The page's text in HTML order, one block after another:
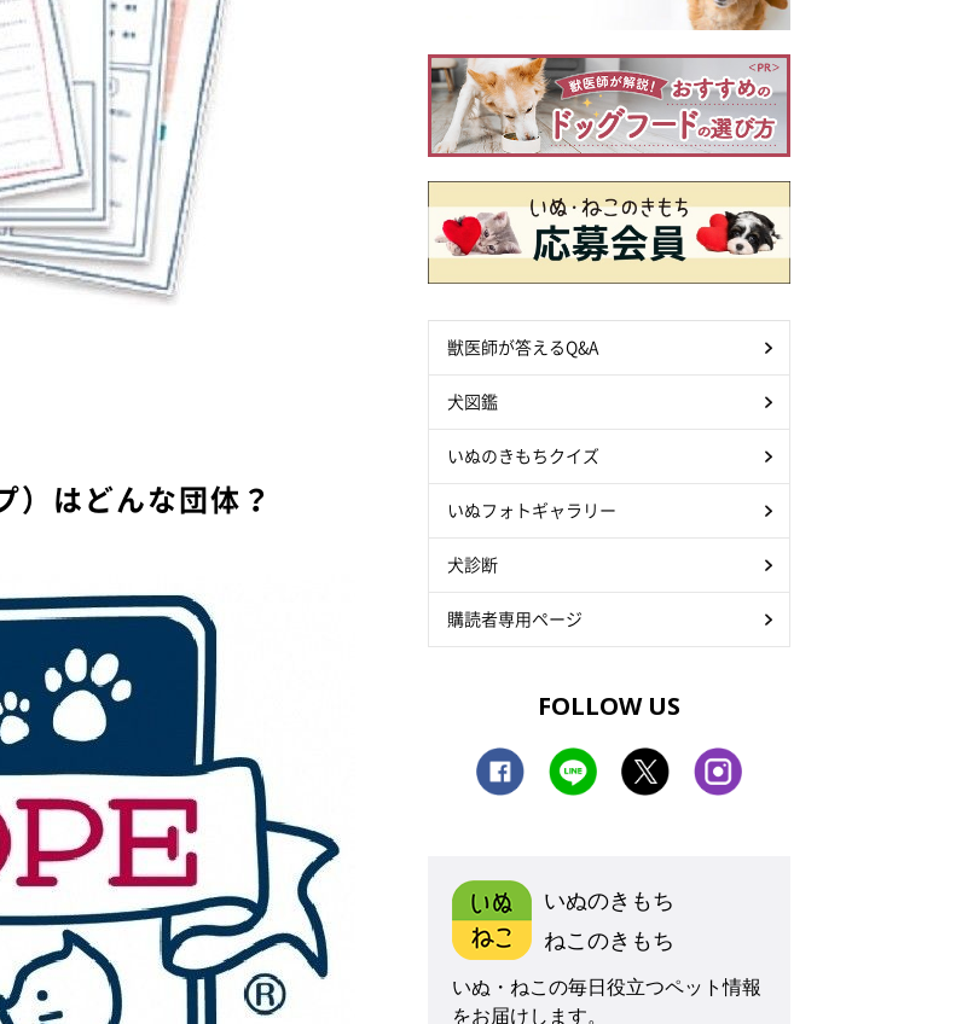
はどんな団体？
獣医師が答えるQ&A
犬図鑑
いぬのきもちクイズ
いぬフォトギャラリー
犬診断
購読者専用ページ
FOLLOW US
いぬのきもち
ねこのきもち
いぬ・ねこの毎日役立つペット情報
をお届けします。